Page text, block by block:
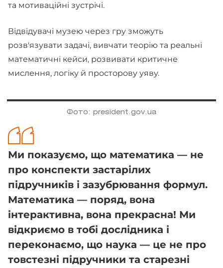
та мотиваційні зустрічі.
Відвідувачі музею через гру зможуть
розв'язувати задачі, вивчати теорію та реальні
математичні кейси, розвивати критичне
мислення, логіку й просторову уяву.
Фото: president.gov.ua
Ми показуємо, що математика — не
про конспекти застарілих
підручників і зазубрювання формул.
Математика — поряд, вона
інтерактивна, вона прекрасна! Ми
відкриємо в тобі дослідника і
переконаємо, що наука — це не про
товстезні підручники та старезні